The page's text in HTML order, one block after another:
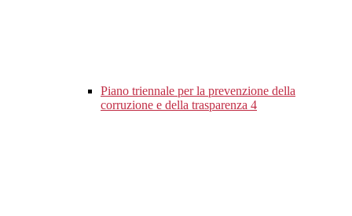
Piano triennale per la prevenzione della
corruzione e della trasparenza 4